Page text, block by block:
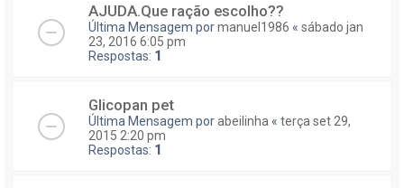
AJUDA.Que ração escolho??
Última Mensagem pormanuel1986 « sábado jan
23, 2016 6:05 pm
Respostas: 1
Glicopan pet
Última Mensagem porabeilinha « terça set 29,
2015 2:20 pm
Respostas: 1